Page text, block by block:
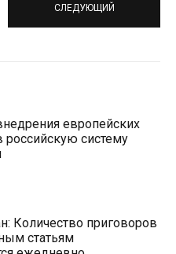
СЛЕДУЮЩИЙ
европейских
российскую систему
Количество приговоров
статьям